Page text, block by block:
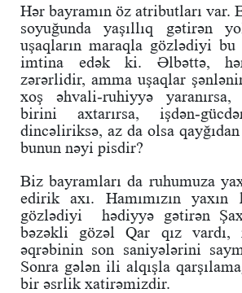
Hər bayramın öz atributları var.
soyuğunda yaşıllıq gətirən
uşaqların maraqla gözlədiyi
imtina edək ki. Əlbəttə,
zərərlidir, amma uşaqlar
xoş əhvali-ruhiyyə
birini axtarırsa, işdən-
dincəliriksə, az da olsa qayğıdan
bunun nəyi pisdir?
Biz bayramları da ruhumuza
edirik axı. Hamımızın
gözlədiyi hədiyyə gətirən
bəzəkli gözəl Qar qız vardı,
əqrəbinin son saniyələrini
Sonra gələn ili alqışla
bir əsrlik xatirəmizdir.